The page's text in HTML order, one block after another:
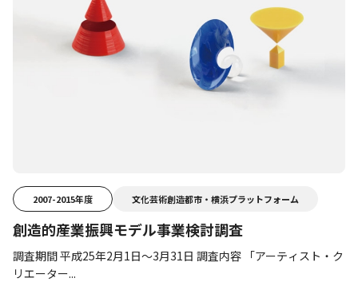
2007-2015年度 文化芸術創造都市・横浜プラットフォーム
創造的産業振興モデル事業検討調査
調査期間 平成25年2月1日～3月31日 調査内容 「アーティスト・ク
リエーター...